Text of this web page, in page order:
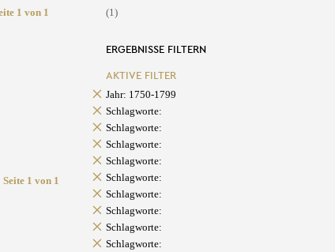
1 von 1
Seite 1 von 1
(1)
ERGEBNISSE FILTERN
AKTIVE FILTER
Jahr: 1750-1799
Schlagworte:
Schlagworte:
Schlagworte:
Schlagworte:
Schlagworte:
Schlagworte:
Schlagworte:
Schlagworte:
Schlagworte: